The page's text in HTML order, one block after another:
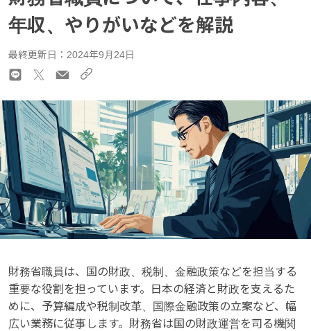
年収、やりがいなどを解説
最終更新日：2024年9月24日
財務省職員は、国の財政、税制、金融政策などを担当する
重要な役割を担っています。日本の経済と財政を支えるた
めに、予算編成や税制改革、国際金融政策の立案など、幅
広い業務に従事します。財務省は国の財政運営を司る機関